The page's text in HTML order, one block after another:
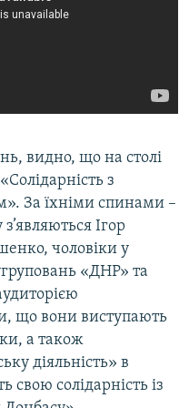
видно, що на столі
з
За їхніми спинами –
Ігор
чоловіки у
«ДНР» та
що вони виступають
а також
діяльність» в
свою солідарність із